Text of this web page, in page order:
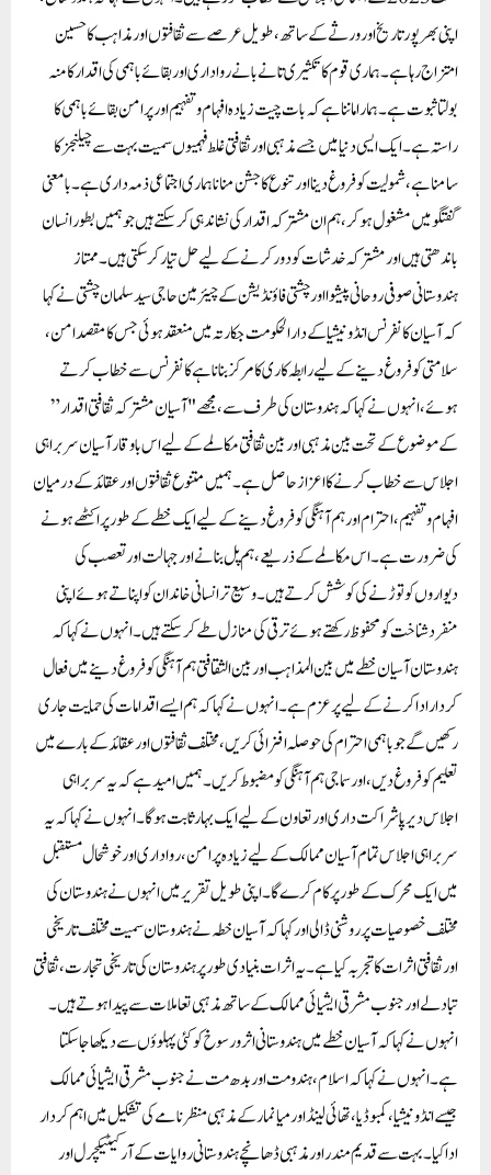
اپنی بھرپور تاریخ اور ورثے کے ساتھ، طویل عرصے سے ثقافتوں اور مذاہب کا حسین
امتزاج رہا ہے۔ ہماری قوم کا تکثیری تانے بانے رواداری اور بقائے باہمی کی اقدار کا منہ
بولتا ثبوت ہے۔ ہمارا ماننا ہے کہ بات چیت زیادہ افہام و تفہیم اور پرامن بقائے باہمی کا
راستہ ہے۔ ایک ایسی دنیا میں جسے مذہبی اور ثقافتی غلط فہمیوں سمیت بہت سے چیلنجز کا
سامنا ہے، شمولیت کو فروغ دینا اور تنوع کا جشن منانا ہماری اجتماعی ذمہ داری ہے۔ بامعنی
گفتگو میں مشغول ہو کر، ہم ان مشترکہ اقدار کی نشاندہی کر سکتے ہیں جو ہمیں بطور انسان
باندھتی ہیں اور مشترکہ خدشات کو دور کرنے کے لیے حل تیار کر سکتی ہیں۔ممتاز
ہندوستانی صوفی روحانی پیشوا اور چشتی فاؤنڈیشن کے چیئرمین حاجی سید سلمان چشتی نے کہا
کہ آسیان کانفرنس انڈونیشیا کے دارالحکومت جکارتہ میں منعقد ہوئی جس کا مقصد امن،
سلامتی کو فروغ دینے کے لیے رابطہ کاری کا مرکز بنانا ہےکانفرنس سے خطاب کرتے
ہوئے، انہوں نے کہا کہ ہندوستان کی طرف سے، مجھے "آسیان مشترکہ ثقافتی اقدار”
کے موضوع کے تحت بین مذہبی اور بین ثقافتی مکالمے کے لیے اس باوقار آسیان سربراہی
اجلاس سے خطاب کرنے کا اعزاز حاصل ہے۔ ہمیں متنوع ثقافتوں اور عقائد کے درمیان
افہام و تفہیم، احترام اور ہم آہنگی کو فروغ دینے کے لیے ایک خطے کے طور پر اکٹھے ہونے
کی ضرورت ہے۔ اس مکالمے کے ذریعے، ہم پل بنانے اور جہالت اور تعصب کی
دیواروں کو توڑنے کی کوشش کرتے ہیں۔ وسیع تر انسانی خاندان کو اپناتے ہوئے اپنی
منفرد شناخت کو محفوظ رکھتے ہوئے ترقی کی منازل طے کر سکتے ہیں۔انہوں نے کہا کہ
ہندوستان آسیان خطے میں بین المذاہب اور بین الثقافتی ہم آہنگی کو فروغ دینے میں فعال
کردار ادا کرنے کے لیے پرعزم ہے۔ انہوں نے کہا کہ ہم ایسے اقدامات کی حمایت جاری
رکھیں گے جو باہمی احترام کی حوصلہ افزائی کریں، مختلف ثقافتوں اور عقائد کے بارے میں
تعلیم کو فروغ دیں، اور سماجی ہم آہنگی کو مضبوط کریں۔ ہمیں امید ہے کہ یہ سربراہی
اجلاس دیرپا شراکت داری اور تعاون کے لیے ایک بہار ثابت ہوگا۔ انہوں نے کہا کہ یہ
سربراہی اجلاس تمام آسیان ممالک کے لیے زیادہ پرامن، رواداری اور خوشحال مستقبل
میں ایک محرک کے طور پر کام کرے گا۔اپنی طویل تقریر میں انہوں نے ہندوستان کی
مختلف خصوصیات پر روشنی ڈالی اور کہا کہ آسیان خطہ نے ہندوستان سمیت مختلف تاریخی
اور ثقافتی اثرات کا تجربہ کیا ہے۔ یہ اثرات بنیادی طور پر ہندوستان کی تاریخی تجارت، ثقافتی
تبادلے اور جنوب مشرقی ایشیائی ممالک کے ساتھ مذہبی تعاملات سے پیدا ہوتے ہیں۔
انہوں نے کہا کہ آسیان خطے میں ہندوستانی اثر و رسوخ کو کئی پہلوؤں سے دیکھا جا سکتا
ہے۔ انہوں نے کہا کہ اسلام، ہندو مت اور بدھ مت نے جنوب مشرقی ایشیائی ممالک
جیسے انڈونیشیا، کمبوڈیا، تھائی لینڈ اور میانمار کے مذہبی منظر نامے کی تشکیل میں اہم کردار
ادا کیا۔ بہت سے قدیم مندر اور مذہبی ڈھانچے ہندوستانی روایات کے آرکیٹیکچرل اور